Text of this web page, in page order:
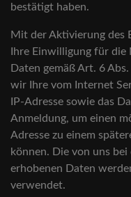
bestätigt haben.
Mit der Aktivierung des
Ihre Einwilligung für die
Daten gemäß Art. 6
wir Ihre vom Internet
IP-Adresse sowie das
Anmeldung, um einen
Adresse zu einem
können. Die von uns
erhobenen Daten
verwendet.